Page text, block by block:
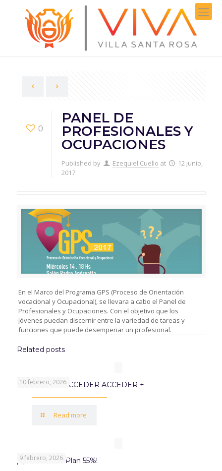
0
PANEL DE
PROFESIONALES Y
OCUPACIONES
Published by Ezequiel Cuello at
12 junio,
2017
En el Marco del Programa GPS (Proceso de Orientación
vocacional y Ocupacional), se llevara a cabo el Panel de
Profesionales y Ocupaciones. Con el objetivo que los
jóvenes puedan discernir entre la variedad de tareas y
funciones que puede desempeñar un profesional.
Related posts
10 febrero, 2026
PROGRAMA ACCEDER ACCEDER +
Read more
9 febrero, 2026
¡Aprovechá el Plan 55%!